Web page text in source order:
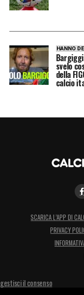
HANNO
svelo
della
calcio
SCARICA L’APP DI
PRIVACY
gestisci il consenso